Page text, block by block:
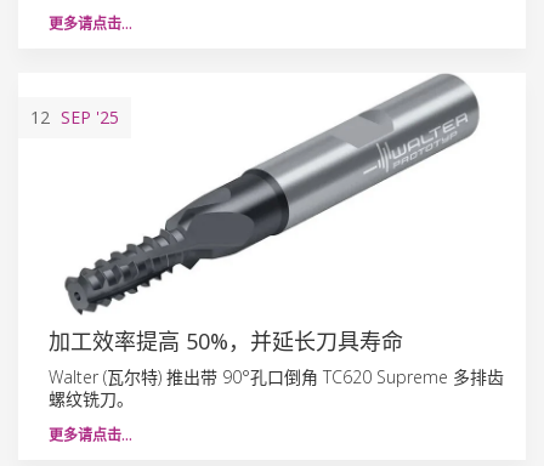
更多请点击…
12 SEP '25
加工效率提高 50%，并延长刀具寿命
Walter (瓦尔特) 推出带 90°孔口倒角 TC620 Supreme 多排齿
螺纹铣刀。
更多请点击…